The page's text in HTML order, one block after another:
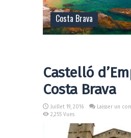
Costa Brava
Castelló
Costa Brava
Juillet 19, 2016
Laisser un
2,255 Vues